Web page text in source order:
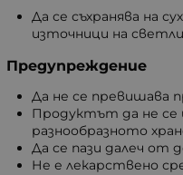
Да се съхранява на
източници на
Предупреждение
Да не се превишава
Продуктът да не се
разнообразното
Да се пази далеч от
Не е лекарствено